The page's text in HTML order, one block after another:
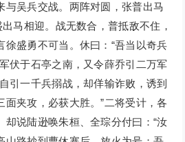
与吴兵交战。两阵对圆，张普出马
马相迎。战无数合，普抵敌不住，
徐盛勇不可当。休曰：“吾当以奇兵
伏于石亭之南，又令薛乔引二万军
引一千兵搦战，却佯输诈败，诱到
面夹攻，必获大胜。”二将受计，各
却说陆逊唤朱桓、全琮分付曰：“汝